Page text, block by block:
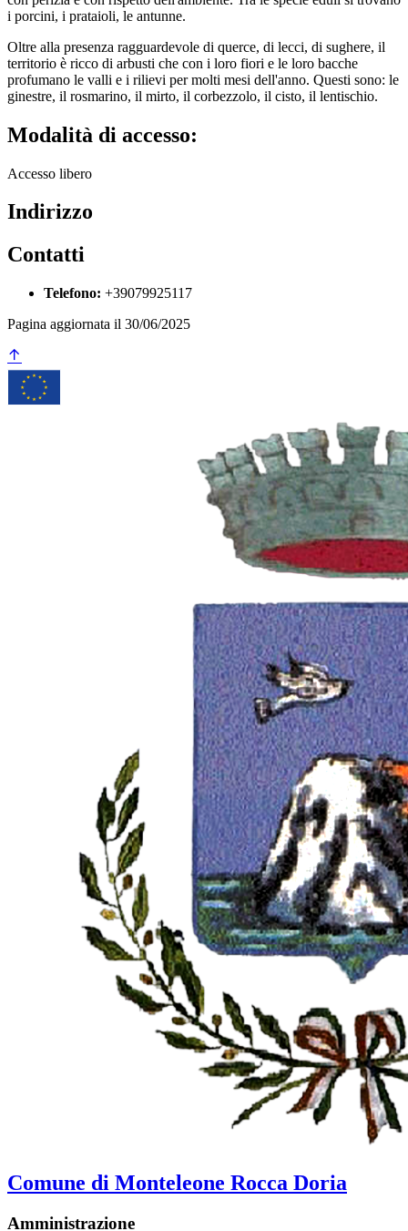
i porcini, i prataioli, le antunne.
Oltre alla presenza ragguardevole di querce, di lecci, di sughere, il
territorio è ricco di arbusti che con i loro fiori e le loro bacche
profumano le valli e i rilievi per molti mesi dell'anno. Questi sono: le
ginestre, il rosmarino, il mirto, il corbezzolo, il cisto, il lentischio.
Modalità di accesso:
Accesso libero
Indirizzo
Contatti
Telefono: +39079925117
Pagina aggiornata il 30/06/2025
Comune di Monteleone Rocca Doria
Amministrazione